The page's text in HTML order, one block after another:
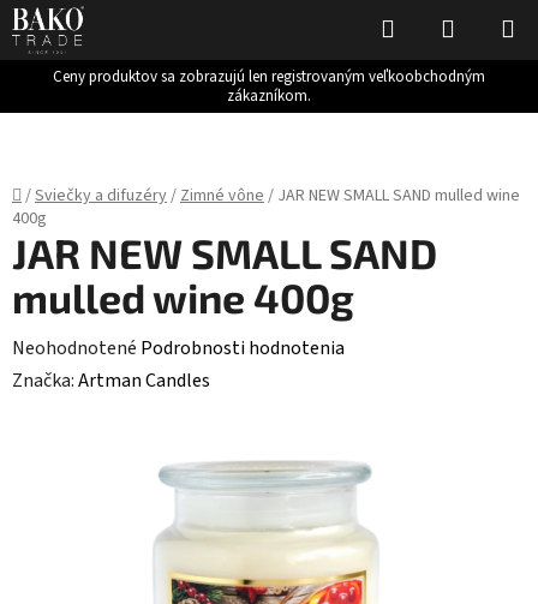
Ceny produktov sa zobrazujú len registrovaným veľkoobchodným
zákazníkom.
Hľadať
KOŠÍK
Domov
/Sviečky a difuzéry/Zimné vône/ JAR NEW SMALL SAND mulled wine
400g
JAR NEW SMALL SAND
mulled wine 400g
Priemerné
hodnotenie
Neohodnotené Podrobnosti hodnotenia
Značka:Artman Candles